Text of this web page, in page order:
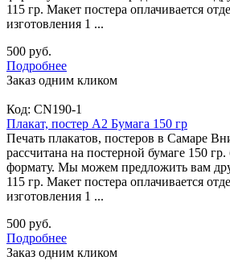
115 гр. Макет постера оплачивается
изготовления 1 ...
500 руб.
Подробнее
Заказ одним кликом
Код: CN190-1
Плакат, постер А2 Бумага 150 гр
Печать плакатов, постеров в Самаре
рассчитана на постерной бумаге 150 гр.
формату. Мы можем предложить вам
115 гр. Макет постера оплачивается
изготовления 1 ...
500 руб.
Подробнее
Заказ одним кликом